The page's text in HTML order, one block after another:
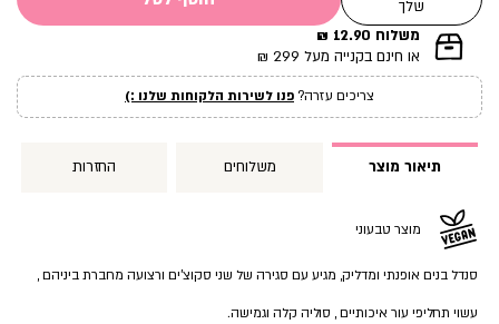
שלך
|
תומך
עמוד
מוצר
משלוח 12.90 ₪
או חינם בקנייה מעל 299 ₪
צריכים עזרה?פנו לשירות הלקוחות שלנו :)
תיאור מוצר משלוחים החזרות
מוצר טבעוני
סנדל בנים אופנתי ומדליק, מגיע עם סגירה של שני סקוצ’ים ורצועה מחברת ביניהם ,
עשוי תחליפי עור איכותיים , סוליה קלה וגמישה.